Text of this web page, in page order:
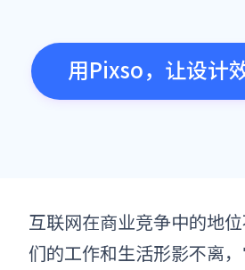
用Pixso，让设计
互联网在商业竞争中的地
们的工作和生活形影不离